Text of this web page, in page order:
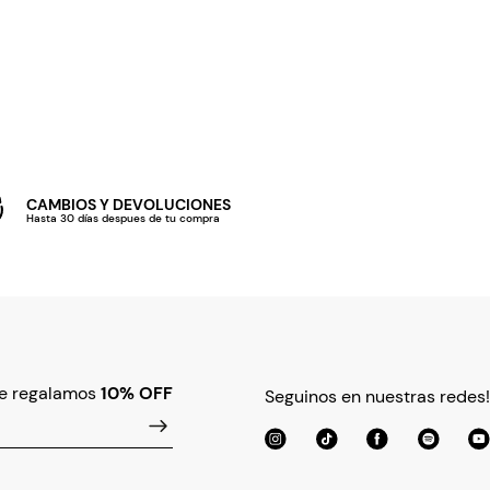
CAMBIOS Y DEVOLUCIONES
Hasta 30 días despues de tu compra
regalamos10% OFF Seguinos en nuestras redes!